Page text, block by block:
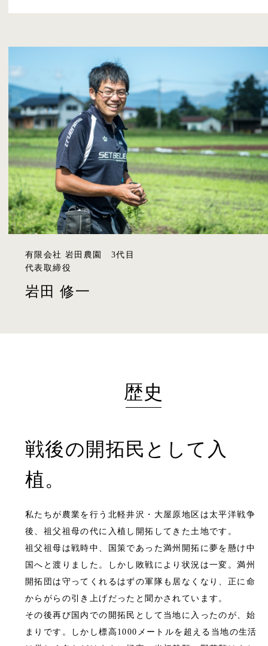
有限会社 岩田農園 3代目
代表取締役
岩田 修一
歴史
戦後の開拓民として入
植。
私たちが農業を行う北軽井沢・大屋原地区は太平洋戦争
後、祖父祖母の代に入植し開拓してきた土地です。
祖父祖母は戦時中、国策であった満州開拓に夢を懸け中
国へと渡りました。しかし敗戦により状況は一変。満州
開拓団は守ってくれるはずの軍隊も居なくなり、正に命
からがらの引き上げだったと聞かされています。
その後再び国内での開拓民として当地に入ったのが、始
まりです。しかし標高1000メートルを超える当地の生活